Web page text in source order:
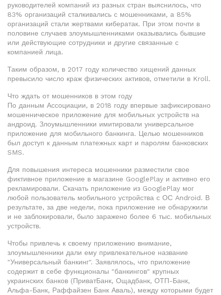
руководителей компаний из разных стран выяснилось, что
83% организаций сталкивались с мошенниками, а 85%
организаций стали жертвами кибератак. При этом почти в
половине случаев злоумышленниками оказывались бывшие
или действующие сотрудники и другие связанные с
компанией лица.
Таким образом, в 2017 году количество хищений данных
превысило число краж физических активов, отметили в Kroll.
Что ждать от мошенников в этом году
По данным Ассоциации, в 2018 году впервые зафиксировано
мошенническое приложение для мобильных устройств на
андроид. Злоумышленники имитировали универсальное
приложение для мобильного банкинга. Целью мошенников
был доступ к данным платежных карт и паролям банковских
SMS.
Для повышения интереса мошенники разместили свое
фиктивное приложение в магазине GooglePlay и активно его
рекламировали. Скачать приложение из GooglePlay мог
любой пользователь мобильного устройства с ОС Android. В
результате, за две недели, пока приложение не обнаружили
и не заблокировали, было заражено более 6 тыс. мобильных
устройств.
Чтобы привлечь к своему приложению внимание,
злоумышленники дали ему привлекательное название
"Универсальный банкинг". Заявлялось, что приложение
содержит в себе функционалы "банкингов" крупных
украинских банков (ПриватБанк, Ощадбанк, ОТП-Банк,
Альфа-Банк, Раффайзен Банк Аваль), между которыми будет